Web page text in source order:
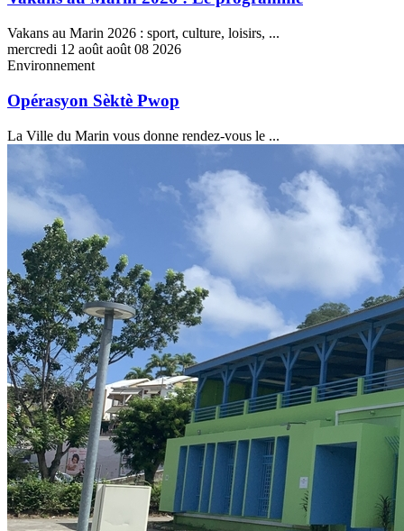
Vakans au Marin 2026 : sport, culture, loisirs, ...
mercredi 12 août août 08 2026
Environnement
Opérasyon Sèktè Pwop
La Ville du Marin vous donne rendez-vous le ...
Les
permanences
l’IRCOM
CCAS
Marin